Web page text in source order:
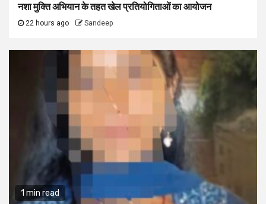
नशा मुक्ति अभियान के तहत खेल प्रतियोगिताओं का आयोजन
22 hours ago Sandeep
1 min read